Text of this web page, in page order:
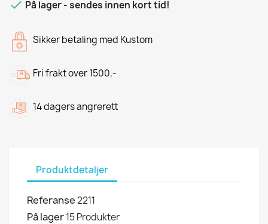
 På lager - sendes innen kort tid!
Sikker betaling med Kustom
Fri frakt over 1500,-
14 dagers angrerett
Produktdetaljer
Referanse2211
På lager15 Produkter